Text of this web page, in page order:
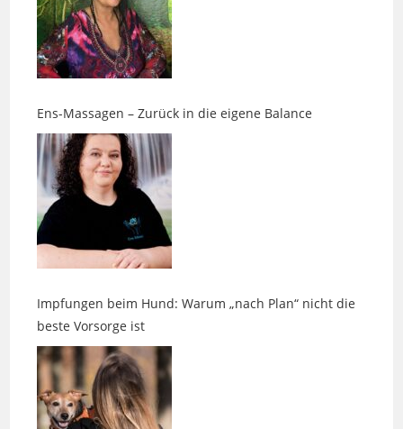
Ens-Massagen – Zurück in die eigene Balance
Impfungen beim Hund: Warum „nach Plan“ nicht die